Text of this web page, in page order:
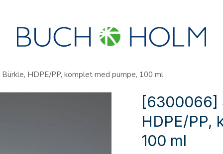
HDPE/PP, komplet med pumpe, 100 ml
[6300066]
HDPE/PP,
100 ml